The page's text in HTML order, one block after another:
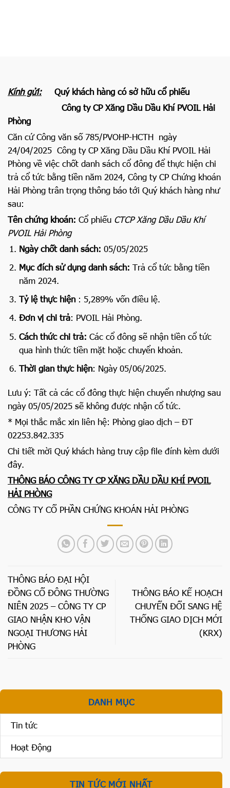
Kính gửi:
Quý khách hàng có sở hữu cổ phiếu
Công ty CP Xăng Dầu Dầu Khí PVOIL Hải
Phòng
Căn cứ Công văn số 785/PVOHP-HCTH ngày
24/04/2025 Công ty CP Xăng Dầu Dầu Khí PVOIL Hải
Phòng về việc chốt danh sách cổ đông để thực hiện chi
trả cổ tức bằng tiền năm 2024, Công ty CP Chứng khoán
Hải Phòng trân trọng thông báo tới Quý khách hàng như
sau:
Tên chứng khoán: Cổ phiếu CTCPXăng Dầu Dầu Khí
PVOIL Hải Phòng
Ngày chốt danh sách: 05/05/2025
Mục đích sử dụng danh sách: Trả cổ tức bằng tiền
năm 2024.
Tỷ lệ thực hiện: 5,289% vốn điều lệ.
Đơn vị chi trả: PVOIL Hải Phòng.
Cách thức chi trả: Các cổ đông sẽ nhận tiền cổ tức
qua hình thức tiền mặt hoặc chuyển khoản.
Thời gian thực hiện: Ngày 05/06/2025.
Lưu ý: Tất cả các cổ đông thực hiện chuyển nhượng sau
ngày 05/05/2025 sẽ không được nhận cổ tức.
* Mọi thắc mắc xin liên hệ: Phòng giao dịch – ĐT
02253.842.335
Chi tiết mời Quý khách hàng truy cập file đính kèm dưới
đây.
THÔNG BÁO CÔNG TY CP XĂNG DẦU DẦU KHÍ PVOIL
HẢI PHÒNG
CÔNG TY CỔ PHẦN CHỨNG KHOÁN HẢI PHÒNG
THÔNG BÁO ĐẠI HỘI
ĐỒNG CỔ ĐÔNG THƯỜNG
NIÊN 2025 – CÔNG TY CP
GIAO NHẬN KHO VẬN
NGOẠI THƯƠNG HẢI
PHÒNG
THÔNG BÁO KẾ HOẠCH
CHUYỂN ĐỔI SANG HỆ
THỐNG GIAO DỊCH MỚI
(KRX)
DANH MỤC
Tin tức
Hoạt Động
TIN TỨC MỚI NHẤT